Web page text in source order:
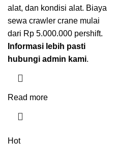
alat, dan kondisi alat. Biaya
sewa crawler crane mulai
dari Rp 5.000.000 pershift.
Informasi lebih pasti
hubungi admin kami.
Read more
Hot